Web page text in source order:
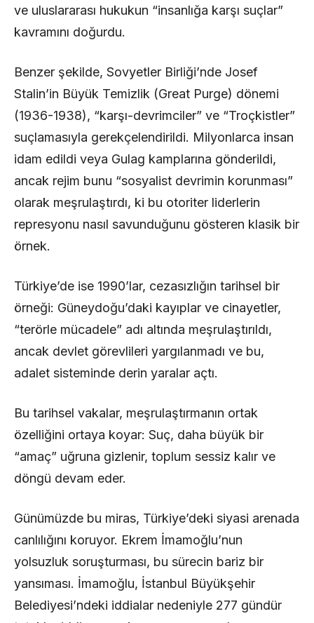
ve uluslararası hukukun “insanlığa karşı suçlar”
kavramını doğurdu.
Benzer şekilde, Sovyetler Birliği’nde Josef
Stalin’in Büyük Temizlik (Great Purge) dönemi
(1936-1938), “karşı-devrimciler” ve “Troçkistler”
suçlamasıyla gerekçelendirildi. Milyonlarca insan
idam edildi veya Gulag kamplarına gönderildi,
ancak rejim bunu “sosyalist devrimin korunması”
olarak meşrulaştırdı, ki bu otoriter liderlerin
represyonu nasıl savunduğunu gösteren klasik bir
örnek.
Türkiye’de ise 1990’lar, cezasızlığın tarihsel bir
örneği: Güneydoğu’daki kayıplar ve cinayetler,
“terörle mücadele” adı altında meşrulaştırıldı,
ancak devlet görevlileri yargılanmadı ve bu,
adalet sisteminde derin yaralar açtı.
Bu tarihsel vakalar, meşrulaştırmanın ortak
özelliğini ortaya koyar: Suç, daha büyük bir
“amaç” uğruna gizlenir, toplum sessiz kalır ve
döngü devam eder.
Günümüzde bu miras, Türkiye’deki siyasi arenada
canlılığını koruyor. Ekrem İmamoğlu’nun
yolsuzluk soruşturması, bu sürecin bariz bir
yansıması. İmamoğlu, İstanbul Büyükşehir
Belediyesi’ndeki iddialar nedeniyle 277 gündür